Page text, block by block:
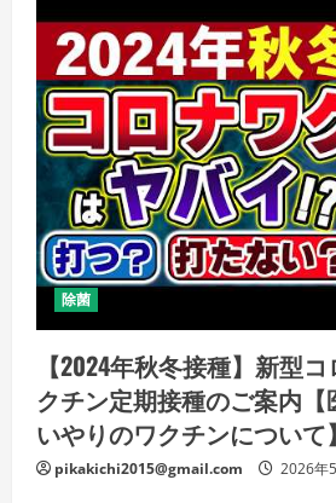
除菌
【2024年秋冬接種】新型
クチン定期接種のご案内
いやりのワクチンについて】
pikakichi2015@gmail.com 2026年